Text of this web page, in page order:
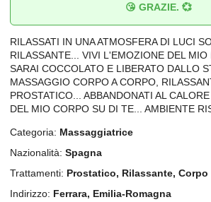
😘 GRAZIE. 💞
RILASSATI IN UNA ATMOSFERA DI LUCI
RILASSANTE... VIVI L'EMOZIONE DEL MIO
SARAI COCCOLATO E LIBERATO DALLO
MASSAGGIO CORPO A CORPO,
PROSTATICO... ABBANDONATI AL
DEL MIO CORPO SU DI TE... AMBIENTE
Categoria: Massaggiatrice
Nazionalità: Spagna
Trattamenti: Prostatico, Rilassante, Corpo
Indirizzo: Ferrara, Emilia-Romagna